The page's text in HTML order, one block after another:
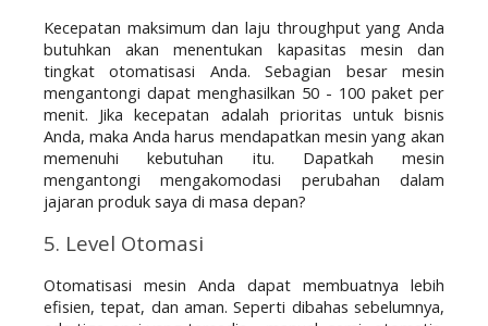
Kecepatan maksimum dan laju throughput yang Anda
butuhkan akan menentukan kapasitas mesin dan
tingkat otomatisasi Anda. Sebagian besar mesin
mengantongi dapat menghasilkan 50 - 100 paket per
menit. Jika kecepatan adalah prioritas untuk bisnis
Anda, maka Anda harus mendapatkan mesin yang akan
memenuhi kebutuhan itu. Dapatkah mesin
mengantongi mengakomodasi perubahan dalam
jajaran produk saya di masa depan?
5. Level Otomasi
Otomatisasi mesin Anda dapat membuatnya lebih
efisien, tepat, dan aman. Seperti dibahas sebelumnya,